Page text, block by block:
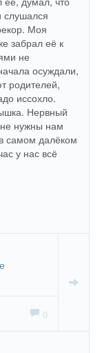
слушался
Моя
забрал её к
не
осуждали,
родителей,
иссохло.
Нервный
нужны нам
самом далёком
у нас всё
врачом.
всё
0